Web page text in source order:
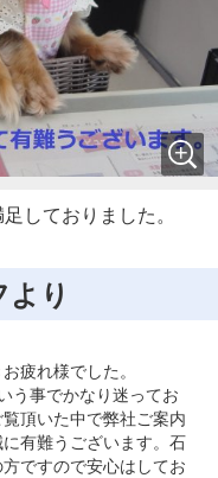
しておりました。
り
疲れ様でした。
う事でかなり迷ってお
頂いた中で弊社ご案内
有難うございます。石
ですので安心はしてお